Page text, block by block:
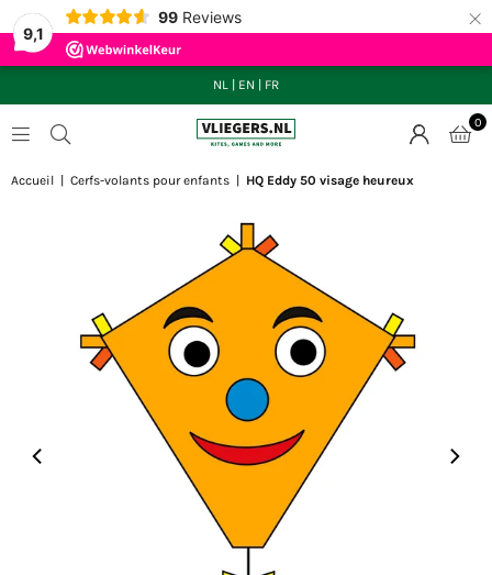
9,1
99 Reviews ×
NL EN FR
0
Accueil Cerfs-volants pour enfants HQ Eddy 50 visage heureux